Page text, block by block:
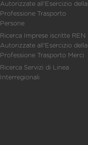
Autorizzate all'Esercizio della
Professione Trasporto
Persone
Ricerca Imprese iscritte REN
Autorizzate all'Esercizio della
Professione Trasporto Merci
Ricerca Servizi di Linea
Interregionali